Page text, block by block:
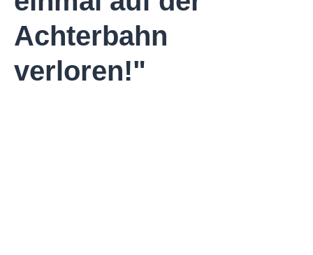
Achterbahn
verloren!"